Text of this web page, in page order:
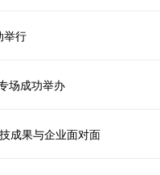
举行
场成功举办
成果与企业面对面